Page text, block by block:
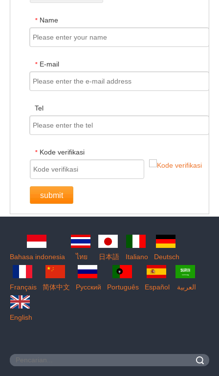
* Name
* E-mail
Tel
* Kode verifikasi
submit
Bahasa indonesia ไทย 日本語 Italiano Deutsch
Français 简体中文 Pусский Português Español العربية
English